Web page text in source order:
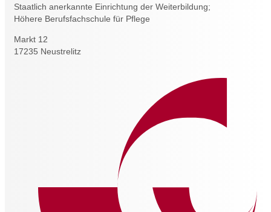
Staatlich anerkannte Einrichtung der Weiterbildung;
Höhere Berufsfachschule für Pflege
Markt 12
17235 Neustrelitz